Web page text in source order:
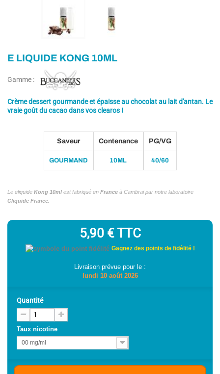
E LIQUIDE KONG 10ML
Gamme :
Crème dessert gourmande et épaisse au chocolat au lait d'antan. Le
vraie goût du cacao dans vos clearos !
Saveur
GOURMAND
Contenance
10ML
PG/VG
40/60
Le eliquide Kong 10ml est fabriqué en France à Cambrai par notre laboratoire
Cliquide France.
5,90 €TTC
Gagnez des points de fidélité !
Livraison prévue pour le :
lundi 10 août 2026
Quantité
Taux nicotine
00 mg/ml